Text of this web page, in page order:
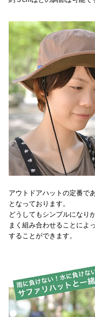
アウトドアハットの定番で
となっております。
どうしてもシンプルになり
まく組み合わせることによ
することができます。